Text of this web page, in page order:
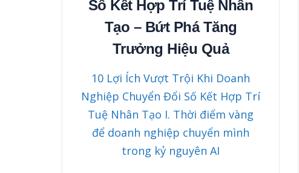
Số Kết Hợp Trí Tuệ Nhân
Tạo – Bứt Phá Tăng
Trưởng Hiệu Quả
10 Lợi Ích Vượt Trội Khi Doanh
Nghiệp Chuyển Đổi Số Kết Hợp Trí
Tuệ Nhân Tạo I. Thời điểm vàng
để doanh nghiệp chuyển mình
trong kỷ nguyên AI